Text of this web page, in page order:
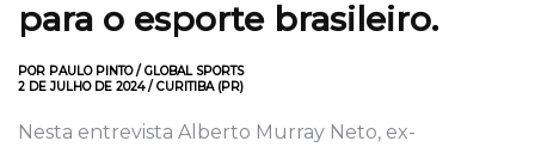
para o esporte brasileiro.
POR PAULO PINTO / GLOBAL SPORTS
2 DE JULHO DE 2024 / CURITIBA (PR)
Nesta entrevista Alberto Murray Neto, ex-